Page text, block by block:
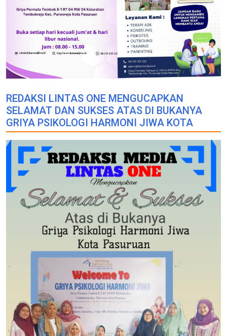
REDAKSI LINTAS ONE MENGUCAPKAN
SELAMAT DAN SUKSES ATAS DI BUKANYA
GRIYA PSIKOLOGI HARMONI JIWA KOTA